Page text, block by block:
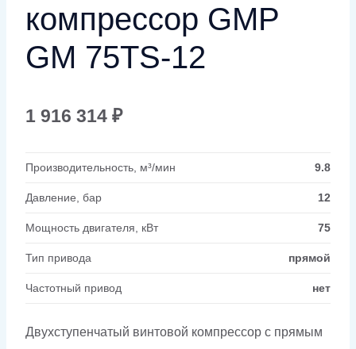
компрессор GMP
GM 75TS-12
1 916 314 ₽
Производительность, м³/мин 9.8
Давление, бар 12
Мощность двигателя, кВт 75
Тип привода прямой
Частотный привод нет
Двухступенчатый винтовой компрессор с прямым